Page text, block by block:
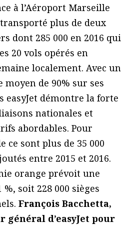
à l’Aéroport Marseille
transporté plus de deux
dont 285 000 en 2016 qui
20 vols opérés en
localement. Avec un
de 90% sur ses
easyJet démontre la forte
nationales et
abordables. Pour
ce sont plus de 35 000
entre 2015 et 2016.
orange prévoit une
soit 228 000 sièges
François Bacchetta,
général d’easyJet pour